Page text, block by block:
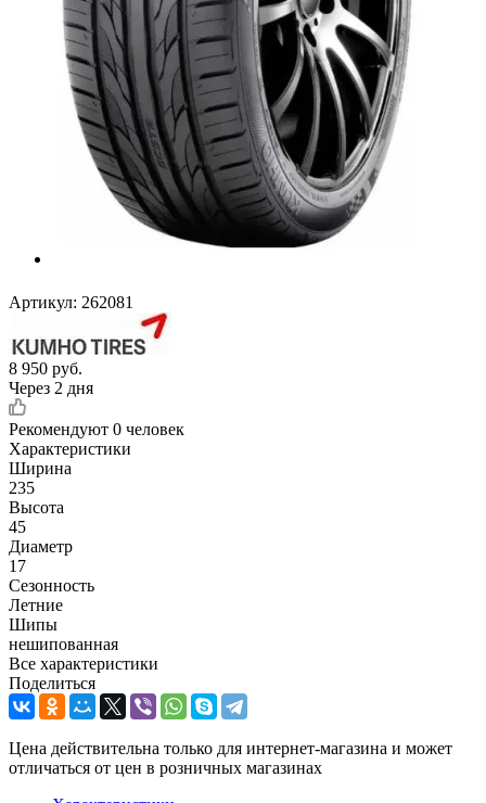
Артикул: 262081
8 950 руб.
Через 2 дня
Рекомендуют 0 человек
Характеристики
Ширина
235
Высота
45
Диаметр
17
Сезонность
Летние
Шипы
нешипованная
Все характеристики
Поделиться
Цена действительна только для интернет-магазина и может
отличаться от цен в розничных магазинах